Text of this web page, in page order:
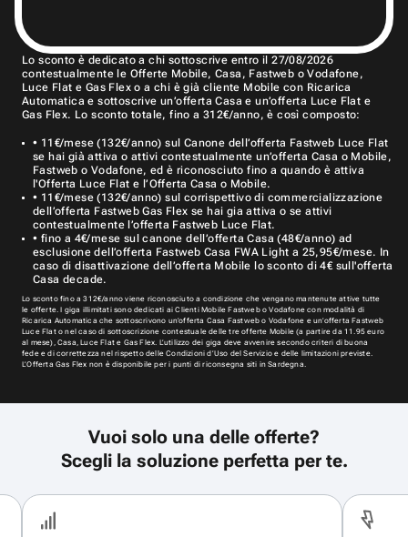
Lo sconto è dedicato a chi sottoscrive entro il 27/08/2026
contestualmente le Offerte Mobile, Casa, Fastweb o Vodafone,
Luce Flat e Gas Flex o a chi è già cliente Mobile con Ricarica
Automatica e sottoscrive un’offerta Casa e un’offerta Luce Flat e
Gas Flex. Lo sconto totale, fino a 312€/anno, è così composto:
• 11€/mese (132€/anno) sul Canone dell’offerta Fastweb Luce Flat
se hai già attiva o attivi contestualmente un’offerta Casa o Mobile,
Fastweb o Vodafone, ed è riconosciuto fino a quando è attiva
l'Offerta Luce Flat e l’Offerta Casa o Mobile.
• 11€/mese (132€/anno) sul corrispettivo di commercializzazione
dell’offerta Fastweb Gas Flex se hai gia attiva o se attivi
contestualmente l’offerta Fastweb Luce Flat.
• fino a 4€/mese sul canone dell’offerta Casa (48€/anno) ad
esclusione dell’offerta Fastweb Casa FWA Light a 25,95€/mese. In
caso di disattivazione dell’offerta Mobile lo sconto di 4€ sull'offerta
Casa decade.
Lo sconto fino a 312€/anno viene riconosciuto a condizione che vengano mantenute attive tutte
le offerte. I giga illimitati sono dedicati ai Clienti Mobile Fastweb o Vodafone con modalità di
Ricarica Automatica che sottoscrivono un’offerta Casa Fastweb o Vodafone e un’offerta Fastweb
Luce Flat o nel caso di sottoscrizione contestuale delle tre offerte Mobile (a partire da 11.95 euro
al mese), Casa, Luce Flat e Gas Flex. L’utilizzo dei giga deve avvenire secondo criteri di buona
fede e di correttezza nel rispetto delle Condizioni d’Uso del Servizio e delle limitazioni previste.
L’Offerta Gas Flex non è disponibile per i punti di riconsegna siti in Sardegna.
Vuoi solo una delle offerte?
Scegli la soluzione perfetta per te.